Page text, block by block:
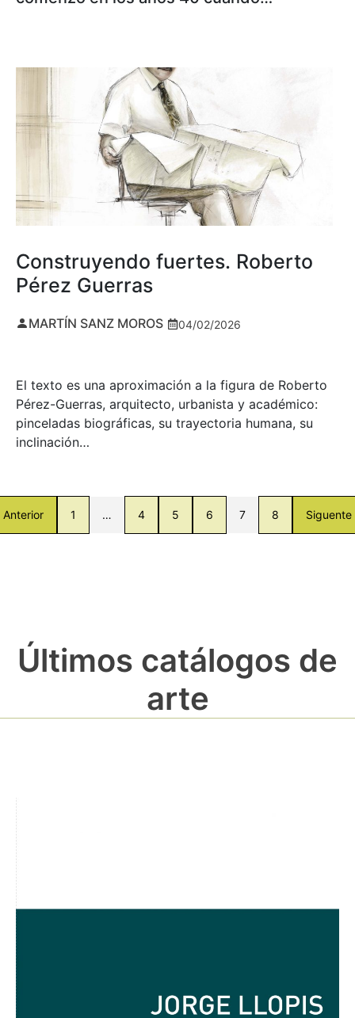
Construyendo fuertes. Roberto
Pérez Guerras
MARTÍN SANZ MOROS 04/02/2026
El texto es una aproximación a la figura de Roberto
Pérez-Guerras, arquitecto, urbanista y académico:
pinceladas biográficas, su trayectoria humana, su
inclinación…
Anterior 1 … 4 5 6 7 8 Siguente
Últimos catálogos de
arte